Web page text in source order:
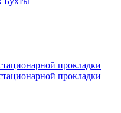
прокладки
прокладки